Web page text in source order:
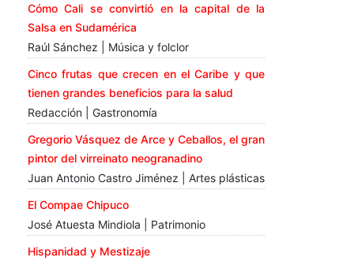
Cómo Cali se convirtió en la capital de la
Salsa en Sudamérica
Raúl Sánchez | Música y folclor
Cinco frutas que crecen en el Caribe y que
tienen grandes beneficios para la salud
Redacción | Gastronomía
Gregorio Vásquez de Arce y Ceballos, el gran
pintor del virreinato neogranadino
Juan Antonio Castro Jiménez | Artes plásticas
El Compae Chipuco
José Atuesta Mindiola | Patrimonio
Hispanidad y Mestizaje